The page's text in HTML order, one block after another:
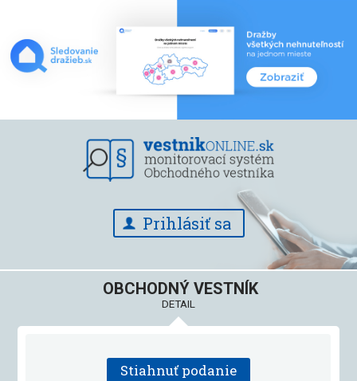
Prihlásiť sa
OBCHODNÝ VESTNÍK
DETAIL
Stiahnuť podanie